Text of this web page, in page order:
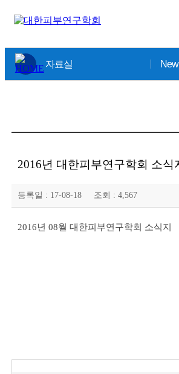
자료실
2016년 대한피부연구학회 소식
등록일 : 17-08-18 조회 : 4,567
2016년 08월 대한피부연구학회 소식지